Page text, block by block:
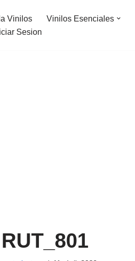
Vinilos Vinilos Esenciales
Sesion
RUT_801